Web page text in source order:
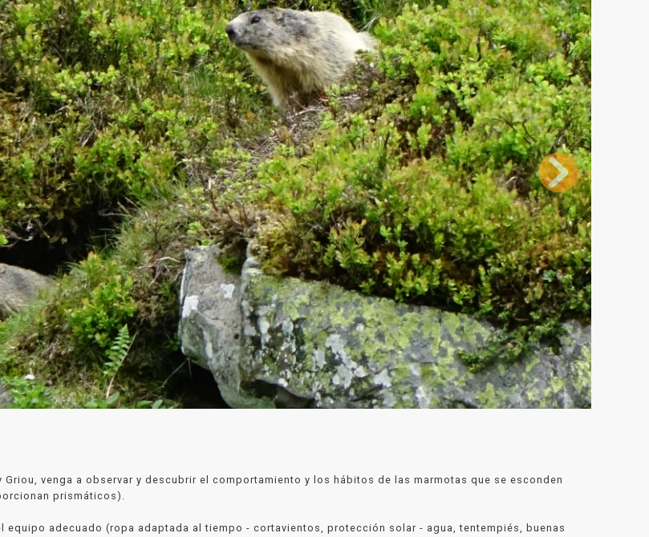
Griou, venga a observar y descubrir el comportamiento y los hábitos de las marmotas que se esconden
prismáticos).
equipo adecuado (ropa adaptada al tiempo - cortavientos, protección solar - agua, tentempiés, buenas